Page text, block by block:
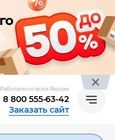
Работаем по всей России
8 800 555-63-42
Заказать сайт